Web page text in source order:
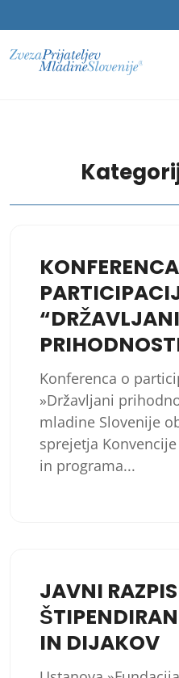
“DRŽAVLJANI
Konferenca o
»Državljani
mladine Slovenije
sprejetja
in programa...
JAVNI
IN DIJAKOV